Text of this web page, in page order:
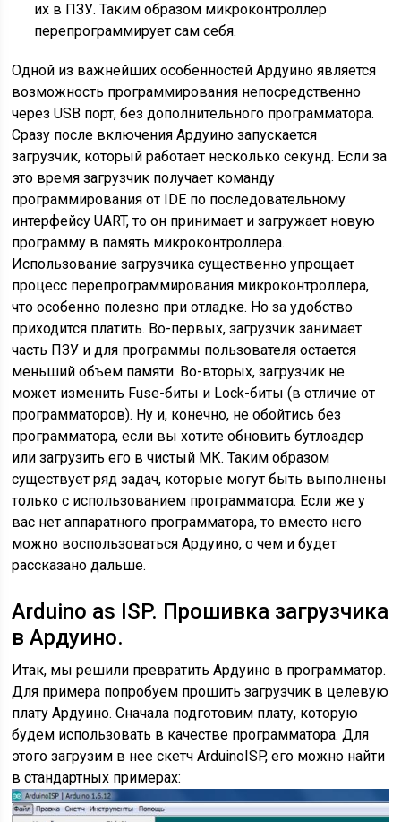
их в ПЗУ. Таким образом микроконтроллер
перепрограммирует сам себя.
Одной из важнейших особенностей Ардуино является
возможность программирования непосредственно
через USB порт, без дополнительного программатора.
Сразу после включения Ардуино запускается
загрузчик, который работает несколько секунд. Если за
это время загрузчик получает команду
программирования от IDE по последовательному
интерфейсу UART, то он принимает и загружает новую
программу в память микроконтроллера.
Использование загрузчика существенно упрощает
процесс перепрограммирования микроконтроллера,
что особенно полезно при отладке. Но за удобство
приходится платить. Во-первых, загрузчик занимает
часть ПЗУ и для программы пользователя остается
меньший объем памяти. Во-вторых, загрузчик не
может изменить Fuse-биты и Lock-биты (в отличие от
программаторов). Ну и, конечно, не обойтись без
программатора, если вы хотите обновить бутлоадер
или загрузить его в чистый МК. Таким образом
существует ряд задач, которые могут быть выполнены
только с использованием программатора. Если же у
вас нет аппаратного программатора, то вместо него
можно воспользоваться Ардуино, о чем и будет
рассказано дальше.
Arduino as ISP. Прошивка загрузчика
в Ардуино.
Итак, мы решили превратить Ардуино в программатор.
Для примера попробуем прошить загрузчик в целевую
плату Ардуино. Сначала подготовим плату, которую
будем использовать в качестве программатора. Для
этого загрузим в нее скетч ArduinoISP, его можно найти
в стандартных примерах: